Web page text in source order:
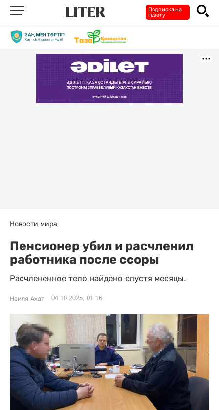
Подписка на
газету
Новости мира
Пенсионер убил и расчленил
работника после ссоры
Расчлененное тело найдено спустя месяцы.
Наиля Ахат 04.10.2025, 01:16